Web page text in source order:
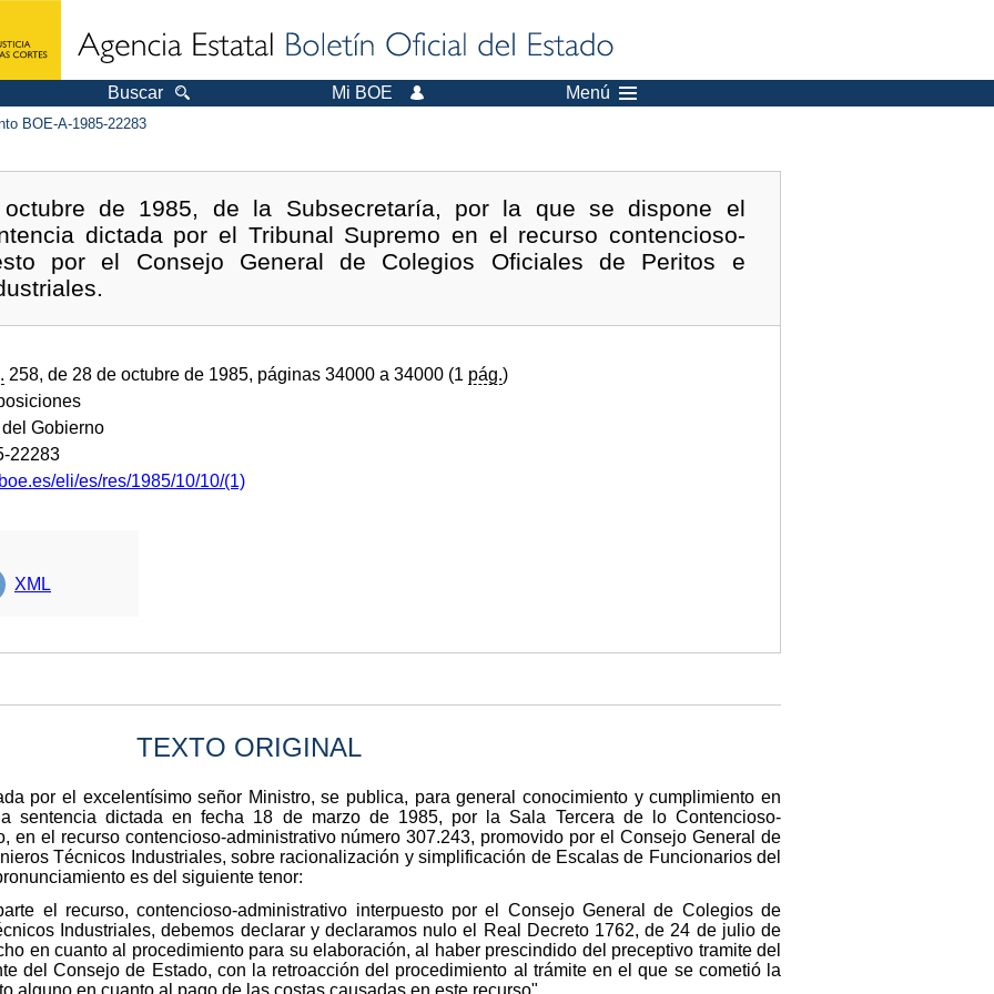
Buscar Mi BOE Menú
BOE-A-1985-22283
de 1985, de la Subsecretaría, por la que se dispone el
dictada por el Tribunal Supremo en el recurso contencioso-
por el Consejo General de Colegios Oficiales de Peritos e
258, de 28 de octubre de 1985, páginas 34000 a 34000 (1 pág.)
Gobierno
22283
eli/es/res/1985/10/10/(1)
XML
TEXTO ORIGINAL
por el excelentísimo señor Ministro, se publica, para general conocimiento y cumplimiento en
sentencia dictada en fecha 18 de marzo de 1985, por la Sala Tercera de lo Contencioso-
en el recurso contencioso-administrativo número 307.243, promovido por el Consejo General de
Técnicos Industriales, sobre racionalización y simplificación de Escalas de Funcionarios del
es del siguiente tenor:
el recurso, contencioso-administrativo interpuesto por el Consejo General de Colegios de
Industriales, debemos declarar y declaramos nulo el Real Decreto 1762, de 24 de julio de
en cuanto al procedimiento para su elaboración, al haber prescindido del preceptivo tramite del
del Consejo de Estado, con la retroacción del procedimiento al trámite en el que se cometió la
alguno en cuanto al pago de las costas causadas en este recurso".